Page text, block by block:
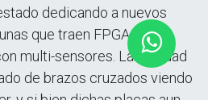
dedicando a nuevos
que traen FPGA o las
multi-sensores. La realidad
de brazos cruzados viendo